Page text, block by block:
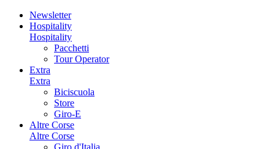
Newsletter
Hospitality
Hospitality
Pacchetti
Tour Operator
Extra
Extra
Biciscuola
Store
Giro-E
Altre Corse
Altre Corse
Giro d'Italia